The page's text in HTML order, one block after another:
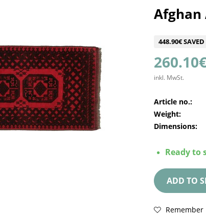
Afghan
448.90€ SAVED
inkl. MwSt.
Article no.:
Weight:
Dimensions:
Ready to
ADD TO
Remember